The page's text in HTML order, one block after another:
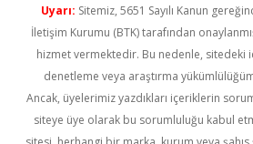
Uyarı: Sitemiz, 5651 Sayılı Kanun
İletişim Kurumu (BTK) tarafından
hizmet vermektedir. Bu nedenle,
denetleme veya araştırma
Ancak, üyelerimiz yazdıkları içeriklerin
siteye üye olarak bu sorumluluğu kabul